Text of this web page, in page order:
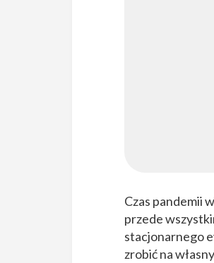
Czas pandemii
przede
stacjonarnego
zrobić na